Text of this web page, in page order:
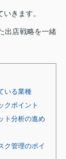
きます。
出店戦略を一緒
いる業種
クポイント
ト分析の進め
ク管理のポイ